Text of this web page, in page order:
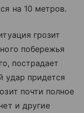
на 10 метров.
грозит
побережья
пострадает
удар придется
почти полное
и другие